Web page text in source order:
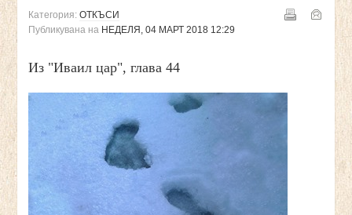
Категория: ОТКЪСИ
Публикувана на НЕДЕЛЯ, 04 МАРТ 2018 12:29
Из "Иваил цар", глава 44